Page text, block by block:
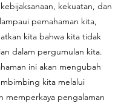
kekuatan, dan
pemahaman kita,
kita bahwa kita tidak
dalam pergumulan kita.
ini akan mengubah
kita melalui
memperkaya pengalaman